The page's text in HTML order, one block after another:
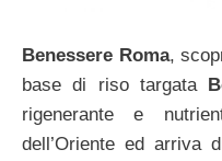
Benessere Roma,
base di riso targata
rigenerante e
dell’Oriente ed arriva